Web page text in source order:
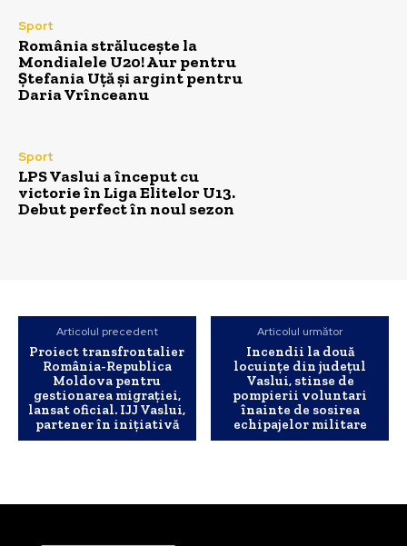
Sport
România strălucește la
Mondialele U20! Aur pentru
Ștefania Uță și argint pentru
Daria Vrînceanu
Sport
LPS Vaslui a început cu
victorie în Liga Elitelor U13.
Debut perfect în noul sezon
Articolul precedent
Proiect transfrontalier
România-Republica
Moldova pentru
gestionarea migrației,
lansat oficial. IJJ Vaslui,
partener în inițiativă
Articolul următor
Incendii la două
locuințe din județul
Vaslui, stinse de
pompierii voluntari
înainte de sosirea
echipajelor militare